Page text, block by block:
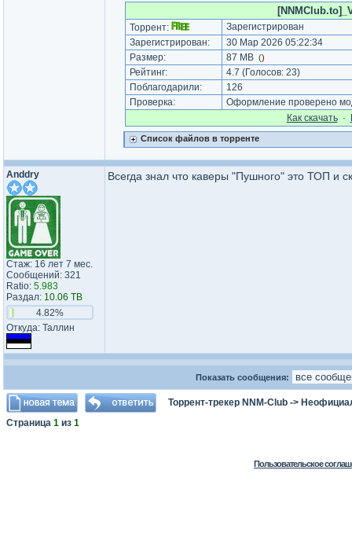
Торрент:
Зарегистрирован
Зарегистрирован:
30 Мар 2026 05:22:34
Размер:
87 MB ()
Рейтинг: 4.7 (Голосов: 23)
Поблагодарили:
126
Проверка:
Оформление проверено
Как cкачать·
Список файлов в торренте
Anddry
Стаж: 16 лет 7 мес.
Сообщений: 321
Ratio: 5.983
Раздал: 10.06 TB
4.82%
Откуда: Таллин
Всегда знал что каверы "Пушного" это ТОП и
Показать сообщения:
Торрент-трекер NNM-Club ->
Страница 1 из 1
Пользовательское